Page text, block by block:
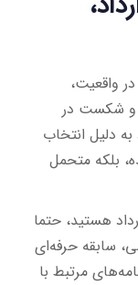
واقعیت،
و شکست در
به دلیل انتخاب
بلکه متحمل
هستید، حتما
سابقه حرفه‌ای
مرتبط با